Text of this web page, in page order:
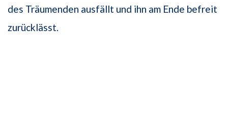
des Träumenden ausfällt und ihn am Ende befreit
zurücklässt.